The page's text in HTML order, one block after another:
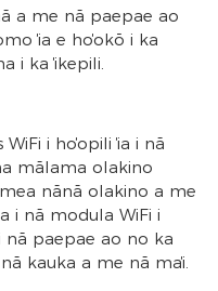
a me nā paepae ao
ʻia e hoʻokō i ka
i ka ʻikepili.
i hoʻopili ʻia i nā
mālama olakino
nānā olakino a me
i nā modula WiFi i
i nā paepae ao no ka
kauka a me nā maʻi.